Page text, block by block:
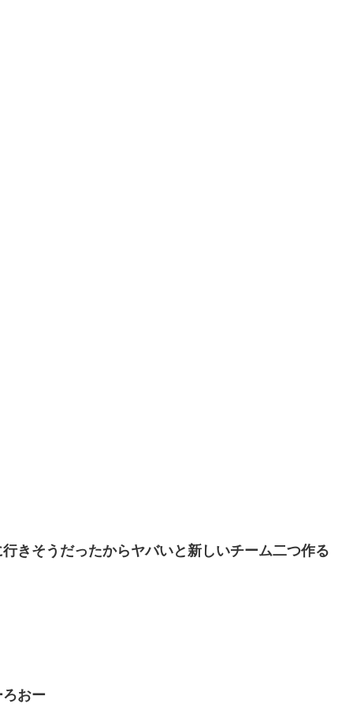
きそうだったからヤバいと新しいチーム二つ作る
おー